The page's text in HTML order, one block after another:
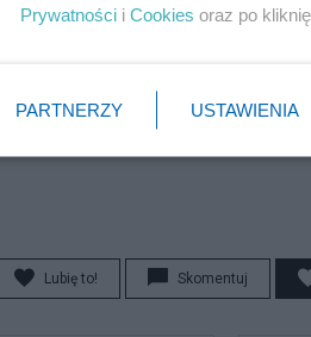
Lubię to! Skomentuj
Prywatności i Cookies oraz po
PARTNERZY USTAWIENIA